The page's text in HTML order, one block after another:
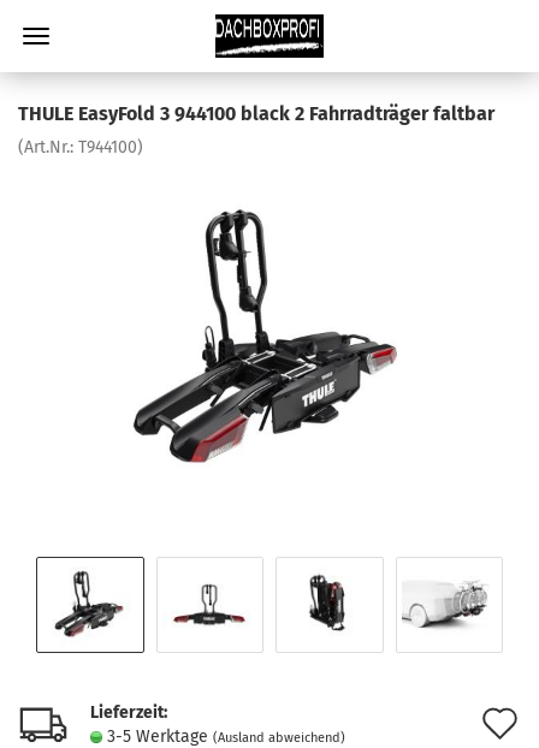
THULE EasyFold 3 944100 black 2 Fahrradträger faltbar
(Art.Nr.: T944100)
Lieferzeit:
3-5 Werktage (Ausland abweichend)